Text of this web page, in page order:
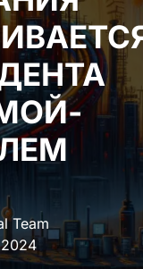
Team